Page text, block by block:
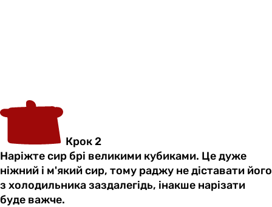
Крок 2
Наріжте сир брі великими кубиками. Це дуже
ніжний і м'який сир, тому раджу не діставати його
з холодильника заздалегідь, інакше нарізати
буде важче.